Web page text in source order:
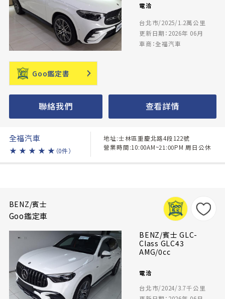
電洽
台北市/2025/1.2萬公里
更新日期：2026年 06月
車商：全福汽車
Goo鑑定書
聯絡我們 查看詳情
全福汽車
★ ★ ★ ★ ★ （0件）
地址:士林區重慶北路4段122號
營業時間:10:00AM~21:00PM 周日公休
BENZ/賓士
Goo鑑定車
BENZ/賓士 GLC-
Class GLC43
AMG/0cc
電洽
台北市/2024/3.7千公里